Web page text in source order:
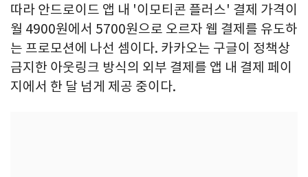
따라 안드로이드 앱 내 '이모티콘 플러스' 결제 가격이
월 4900원에서 5700원으로 오르자 웹 결제를 유도하
는 프로모션에 나선 셈이다. 카카오는 구글이 정책상
금지한 아웃링크 방식의 외부 결제를 앱 내 결제 페이
지에서 한 달 넘게 제공 중이다.